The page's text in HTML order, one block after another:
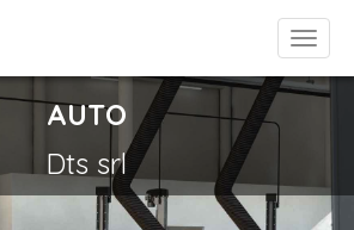
AUTO
Dts srl